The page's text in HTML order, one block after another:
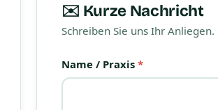
✉️ Kurze Nachricht
Schreiben Sie uns Ihr Anliegen.
Name / Praxis*